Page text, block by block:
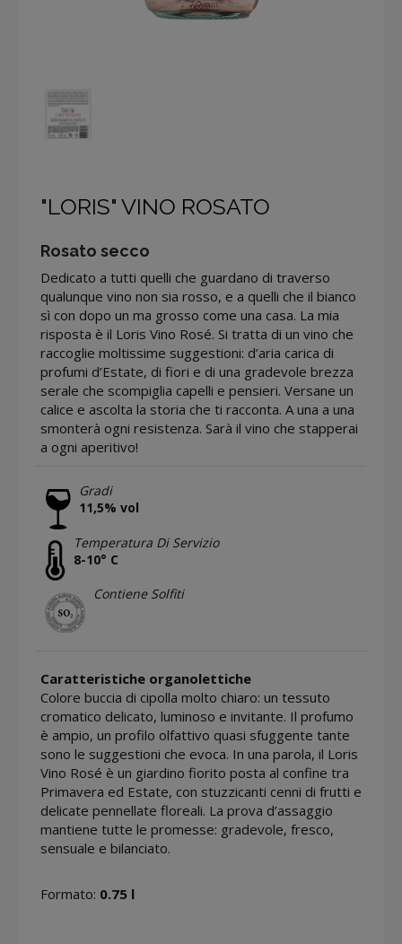
"LORIS" VINO ROSATO
Rosato secco
Dedicato a tutti quelli che guardano di traverso
qualunque vino non sia rosso, e a quelli che il bianco
sì con dopo un ma grosso come una casa. La mia
risposta è il Loris Vino Rosé. Si tratta di un vino che
raccoglie moltissime suggestioni: d’aria carica di
profumi d’Estate, di fiori e di una gradevole brezza
serale che scompiglia capelli e pensieri. Versane un
calice e ascolta la storia che ti racconta. A una a una
smonterà ogni resistenza. Sarà il vino che stapperai
a ogni aperitivo!
Gradi
11,5% vol
Temperatura Di Servizio
8-10° C
Contiene Solfiti
Caratteristiche organolettiche
Colore buccia di cipolla molto chiaro: un tessuto
cromatico delicato, luminoso e invitante. Il profumo
è ampio, un profilo olfattivo quasi sfuggente tante
sono le suggestioni che evoca. In una parola, il Loris
Vino Rosé è un giardino fiorito posta al confine tra
Primavera ed Estate, con stuzzicanti cenni di frutti e
delicate pennellate floreali. La prova d’assaggio
mantiene tutte le promesse: gradevole, fresco,
sensuale e bilanciato.
Formato: 0.75 l